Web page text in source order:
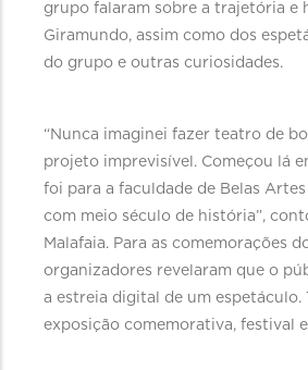
grupo falaram sobre a trajetória e
Giramundo, assim como dos
do grupo e outras curiosidades.
“Nunca imaginei fazer teatro de
projeto imprevisível. Começou lá
foi para a faculdade de Belas
com meio século de história”,
Malafaia. Para as comemorações
organizadores revelaram que o
a estreia digital de um espetáculo.
exposição comemorativa, festival